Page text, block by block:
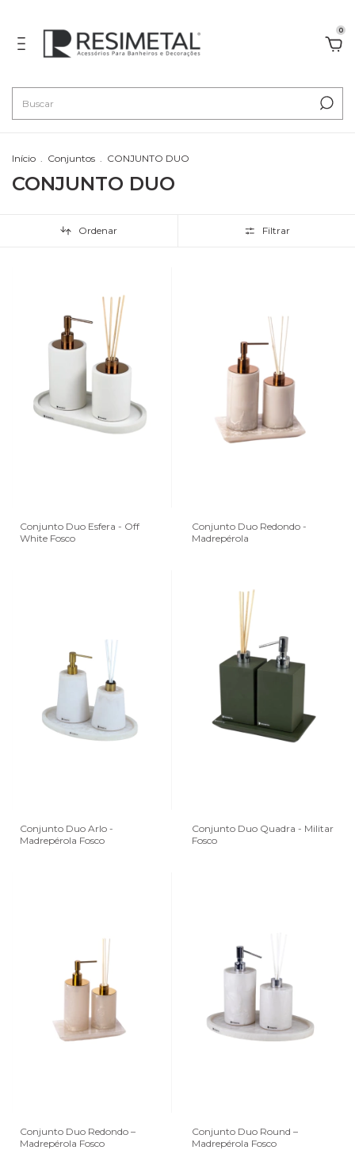
0
Início . Conjuntos . CONJUNTO DUO
CONJUNTO DUO
Ordenar Filtrar
Conjunto Duo Esfera - Off
White Fosco
Conjunto Duo Redondo -
Madrepérola
Conjunto Duo Arlo -
Madrepérola Fosco
Conjunto Duo Quadra - Militar
Fosco
Conjunto Duo Redondo –
Madrepérola Fosco
Conjunto Duo Round –
Madrepérola Fosco